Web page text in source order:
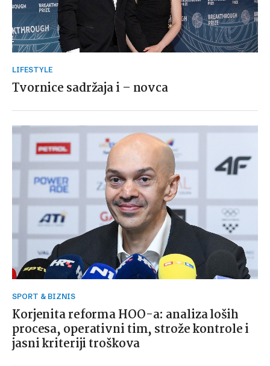
LIFESTYLE
Tvornice sadržaja i – novca
SPORT & BIZNIS
Korjenita reforma HOO-a: analiza loših
procesa, operativni tim, strože kontrole i
jasni kriteriji troškova